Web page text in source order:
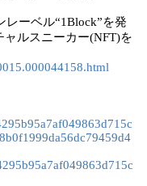
レーベル“1Block”を発
ルスニーカー(NFT)を